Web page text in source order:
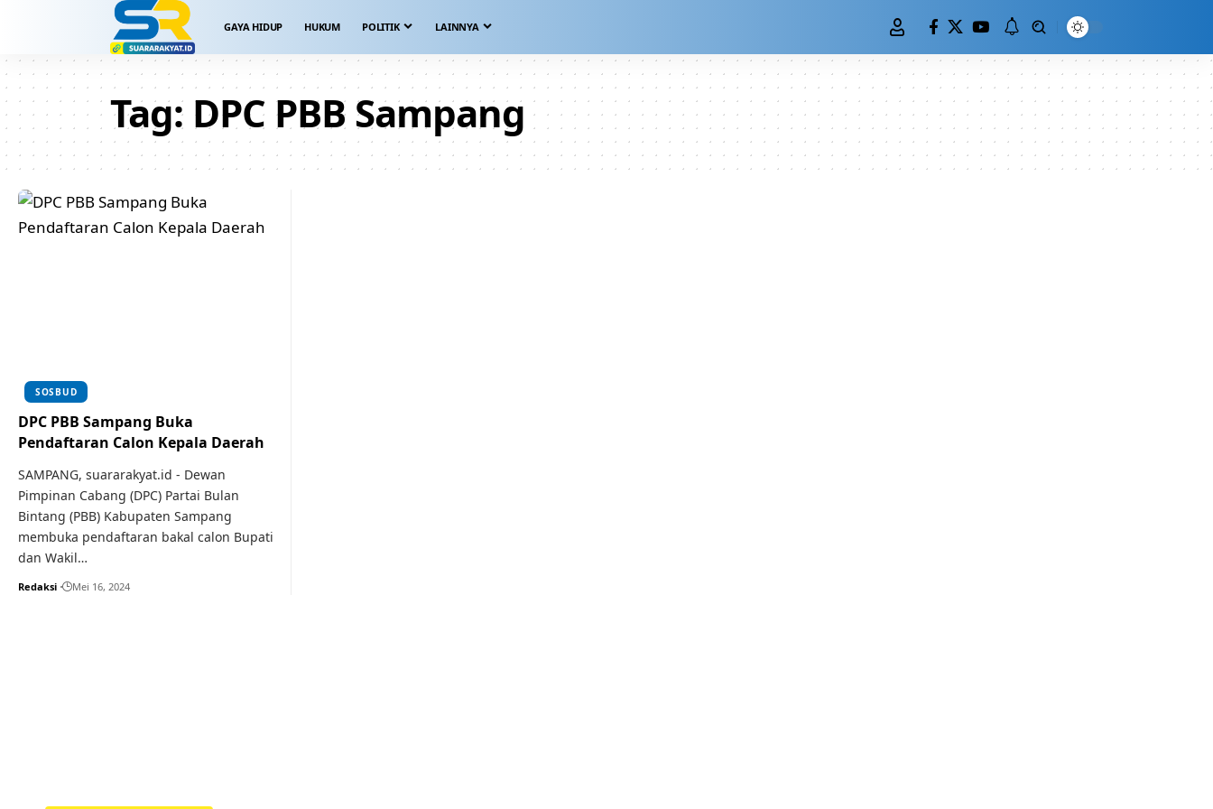
GAYA HIDUP HUKUM POLITIK LAINNYA
Tag: DPC PBB Sampang
SOSBUD
DPC PBB Sampang Buka
Pendaftaran Calon Kepala Daerah
SAMPANG, suararakyat.id - Dewan
Pimpinan Cabang (DPC) Partai Bulan
Bintang (PBB) Kabupaten Sampang
membuka pendaftaran bakal calon Bupati
dan Wakil…
Redaksi Mei 16, 2024